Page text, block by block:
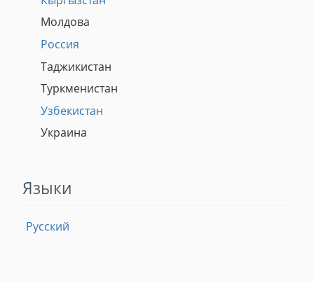
Молдова
Россия
Таджикистан
Туркменистан
Узбекистан
Украина
Языки
Русский